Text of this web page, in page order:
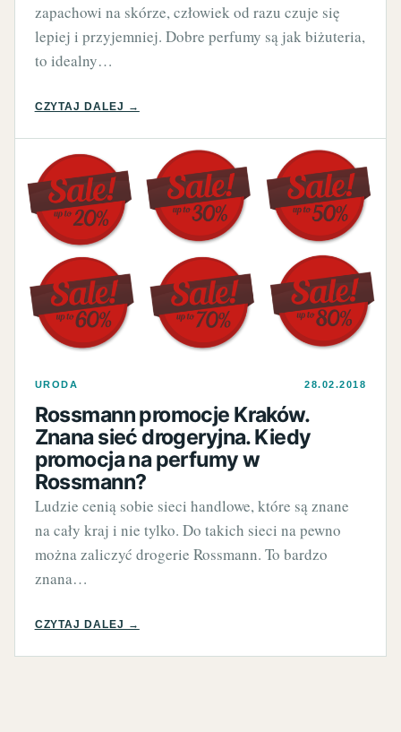
zapachowi na skórze, człowiek od razu czuje się
lepiej i przyjemniej. Dobre perfumy są jak biżuteria,
to idealny…
CZYTAJ DALEJ →
URODA 28.02.2018
Rossmann promocje Kraków.
Znana sieć drogeryjna. Kiedy
promocja na perfumy w
Rossmann?
Ludzie cenią sobie sieci handlowe, które są znane
na cały kraj i nie tylko. Do takich sieci na pewno
można zaliczyć drogerie Rossmann. To bardzo
znana…
CZYTAJ DALEJ →